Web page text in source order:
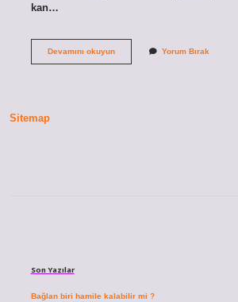
kan…
Devamını okuyunTürk
Yorum Bırak
Sitemap
Son Yazılar
Bağlan biri hamile kalabilir mi ?